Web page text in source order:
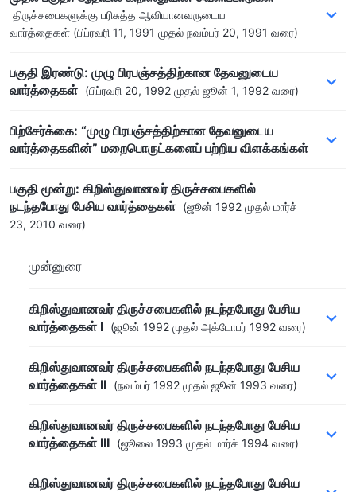
திருச்சபைகளுக்கு பரிசுத்த ஆவியானவருடைய
வார்த்தைகள் (பிப்ரவரி 11, 1991 முதல் நவம்பர் 20, 1991 வரை)
பகுதி இரண்டு: முழு பிரபஞ்சத்திற்கான தேவனுடைய
வார்த்தைகள் (பிப்ரவரி 20, 1992 முதல் ஜூன் 1, 1992 வரை)
பிற்சேர்க்கை: “முழு பிரபஞ்சத்திற்கான தேவனுடைய
வார்த்தைகளின்” மறைபொருட்களைப் பற்றிய விளக்கங்கள்
பகுதி மூன்று: கிறிஸ்துவானவர் திருச்சபைகளில்
நடந்தபோது பேசிய வார்த்தைகள் (ஜூன் 1992 முதல் மார்ச்
23, 2010 வரை)
முன்னுரை
கிறிஸ்துவானவர் திருச்சபைகளில் நடந்தபோது பேசிய
வார்த்தைகள் I (ஜூன் 1992 முதல் அக்டோபர் 1992 வரை)
கிறிஸ்துவானவர் திருச்சபைகளில் நடந்தபோது பேசிய
வார்த்தைகள் II (நவம்பர் 1992 முதல் ஜூன் 1993 வரை)
கிறிஸ்துவானவர் திருச்சபைகளில் நடந்தபோது பேசிய
வார்த்தைகள் III (ஜூலை 1993 முதல் மார்ச் 1994 வரை)
கிறிஸ்துவானவர் திருச்சபைகளில் நடந்தபோது பேசிய